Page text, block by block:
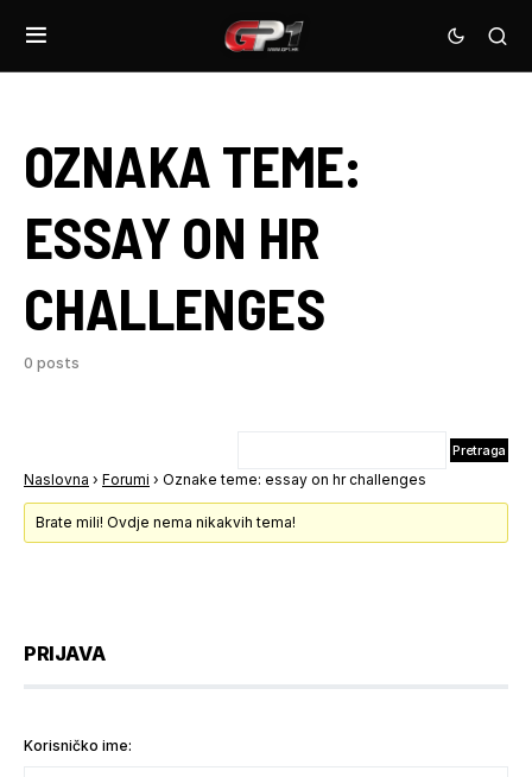
OZNAKA TEME:
ESSAY ON HR
CHALLENGES
0 posts
Naslovna › Forumi › Oznake teme: essay on hr challenges
Brate mili! Ovdje nema nikakvih tema!
PRIJAVA
Korisničko ime: